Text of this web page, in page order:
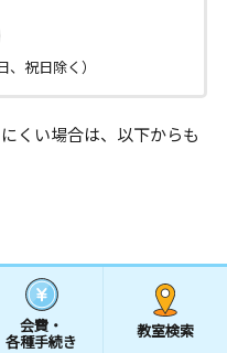
、祝日除く）
くい場合は、以下からも
会費・
各種手続き
教室検索